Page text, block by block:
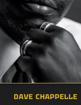
DAVE CHAPPELLE